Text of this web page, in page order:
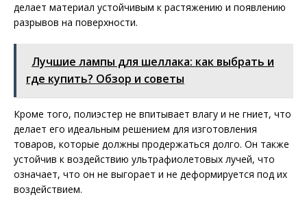
делает материал устойчивым к растяжению и появлению
разрывов на поверхности.
Лучшие лампы для шеллака: как выбрать и
где купить? Обзор и советы
Кроме того, полиэстер не впитывает влагу и не гниет, что
делает его идеальным решением для изготовления
товаров, которые должны продержаться долго. Он также
устойчив к воздействию ультрафиолетовых лучей, что
означает, что он не выгорает и не деформируется под их
воздействием.